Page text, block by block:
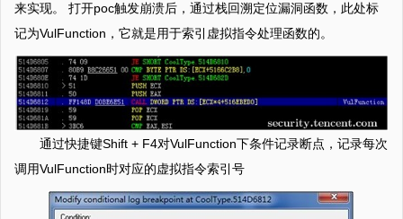
来实现。 打开poc触发崩溃后，通过栈回溯定位漏洞函数，此处标
记为VulFunction，它就是用于索引虚拟指令处理函数的。
通过快捷键Shift + F4对VulFunction下条件记录断点，记录每次
调用VulFunction时对应的虚拟指令索引号